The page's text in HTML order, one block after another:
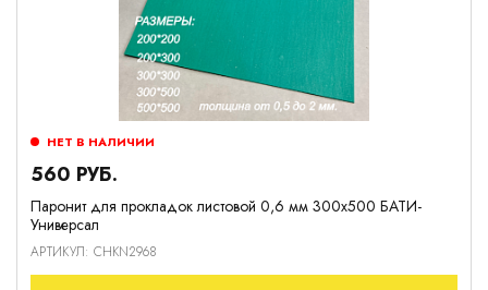
Паронит для прокладок листовой 0,6 мм 300х500 БАТИ-
Универсал
АРТИКУЛ: CHKN2968
НЕТ В НАЛИЧИИ
560 РУБ.